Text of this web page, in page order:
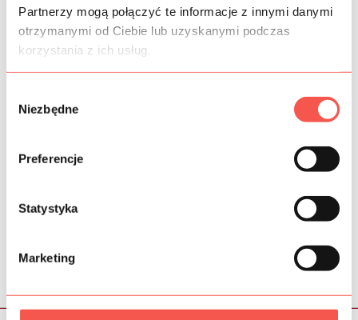
Partnerzy mogą połączyć te informacje z innymi danymi
otrzymanymi od Ciebie lub uzyskanymi podczas
korzystania z ich usług.
zgody
Niezbędne
Preferencje
Statystyka
Marketing
< poprzednia następna >